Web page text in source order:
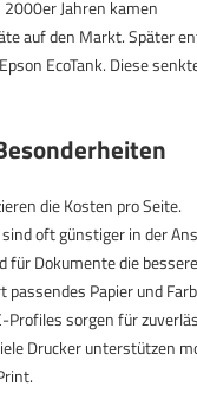
2000er Jahren kamen
auf den Markt. Später
EcoTank. Diese
die Kosten pro Seite.
oft günstiger in der
Dokumente die
passendes Papier und
Profiles sorgen für
Drucker unterstützen